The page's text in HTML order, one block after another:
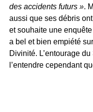
des accidents futurs ».
aussi que ses débris
et souhaite une
a bel et bien empiété
Divinité. L’entourage
l’entendre cependant